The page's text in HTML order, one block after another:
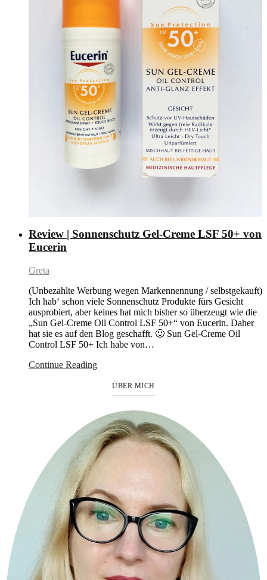
Review | Sonnenschutz Gel-Creme LSF 50+ von
Eucerin
Greta
(Unbezahlte Werbung wegen Markennennung / selbstgekauft)
Ich hab‘ schon viele Sonnenschutz Produkte fürs Gesicht
ausprobiert, aber keines hat mich bisher so überzeugt wie die
„Sun Gel-Creme Oil Control LSF 50+“ von Eucerin. Daher
hat sie es auf den Blog geschafft. 🙂 Sun Gel-Creme Oil
Control LSF 50+ Ich habe von…
Continue Reading
ÜBER MICH